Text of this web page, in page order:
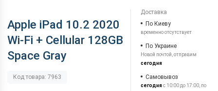
Apple iPad 10.2 2020
Wi-Fi + Cellular 128GB
Space Gray
Код товара: 7963
Доставка
По Киеву
временно отсутствует
По Украине
Новой почтой, отправим
сегодня
Самовывоз
сегодняс 10:00 до 17:00, по